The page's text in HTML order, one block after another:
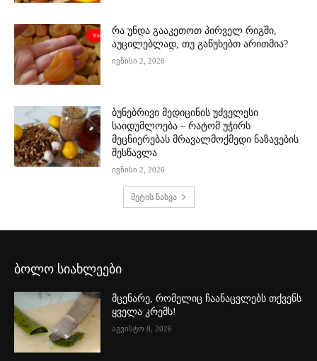
რა უნდა გააკეთოთ პირველ რიგში,
აუცილებლად, თუ გაწუხებთ არითმია?
ივნისი 2, 2026
ბუნებრივი მედიცინის უძველესი
საიდუმლოება – რატომ უჭირს
მეცნიერებას მრავალმოქმედი ნაზავების
შესწავლა
ივნისი 2, 2026
მეტის ნახვა
ბოლო სიახლეები
მცენარე, რომელიც ჩაანაცვლებს თქვენს
ყველა კრემს!
აგვისტო 8, 2026